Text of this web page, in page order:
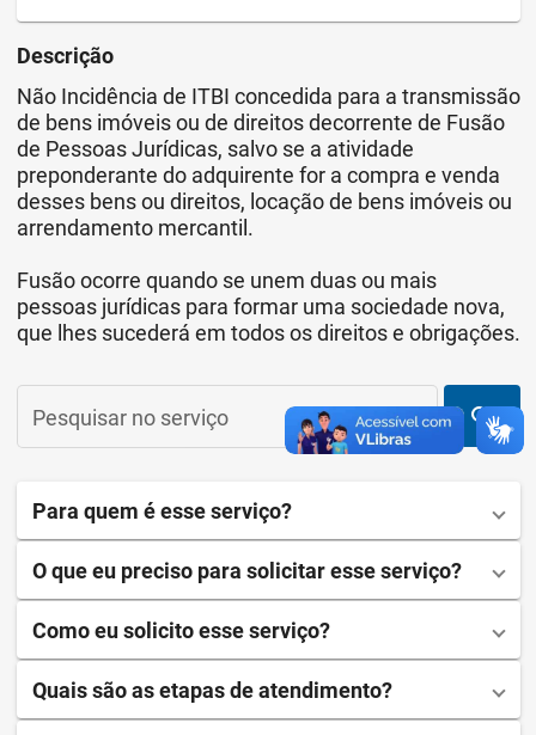
Descrição
Não Incidência de ITBI concedida para a transmissão
de bens imóveis ou de direitos decorrente de Fusão
de Pessoas Jurídicas, salvo se a atividade
preponderante do adquirente for a compra e venda
desses bens ou direitos, locação de bens imóveis ou
arrendamento mercantil.
Fusão ocorre quando se unem duas ou mais
pessoas jurídicas para formar uma sociedade nova,
que lhes sucederá em todos os direitos e obrigações.
Pesquisar no serviço search
Para quem é esse serviço?
O que eu preciso para solicitar esse serviço?
Como eu solicito esse serviço?
Quais são as etapas de atendimento?